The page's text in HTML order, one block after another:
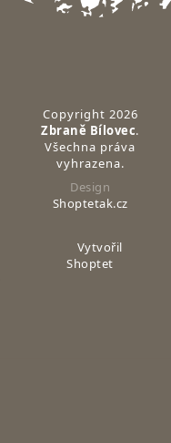
Copyright 2026
Zbraně Bílovec.
Všechna práva
vyhrazena.
Design
Shoptetak.cz
Vytvořil
Shoptet